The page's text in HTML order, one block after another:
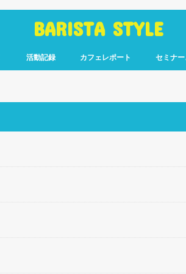
BARISTA STYLE
活動記録 カフェレポート セミナ